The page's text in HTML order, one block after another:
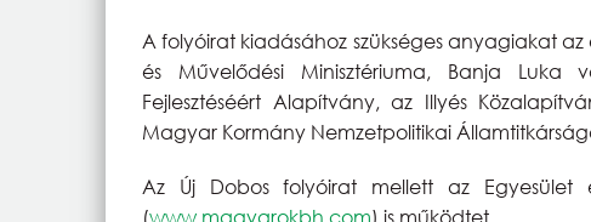
A folyóirat kiadásához szükséges anyagiakat
és Művelődési Minisztériuma, Banja Luka
Fejlesztéséért Alapítvány, az Illyés
Magyar Kormány Nemzetpolitikai
Az Új Dobos folyóirat mellett az Egyesület
(www.magyarokbh.com) is működtet.